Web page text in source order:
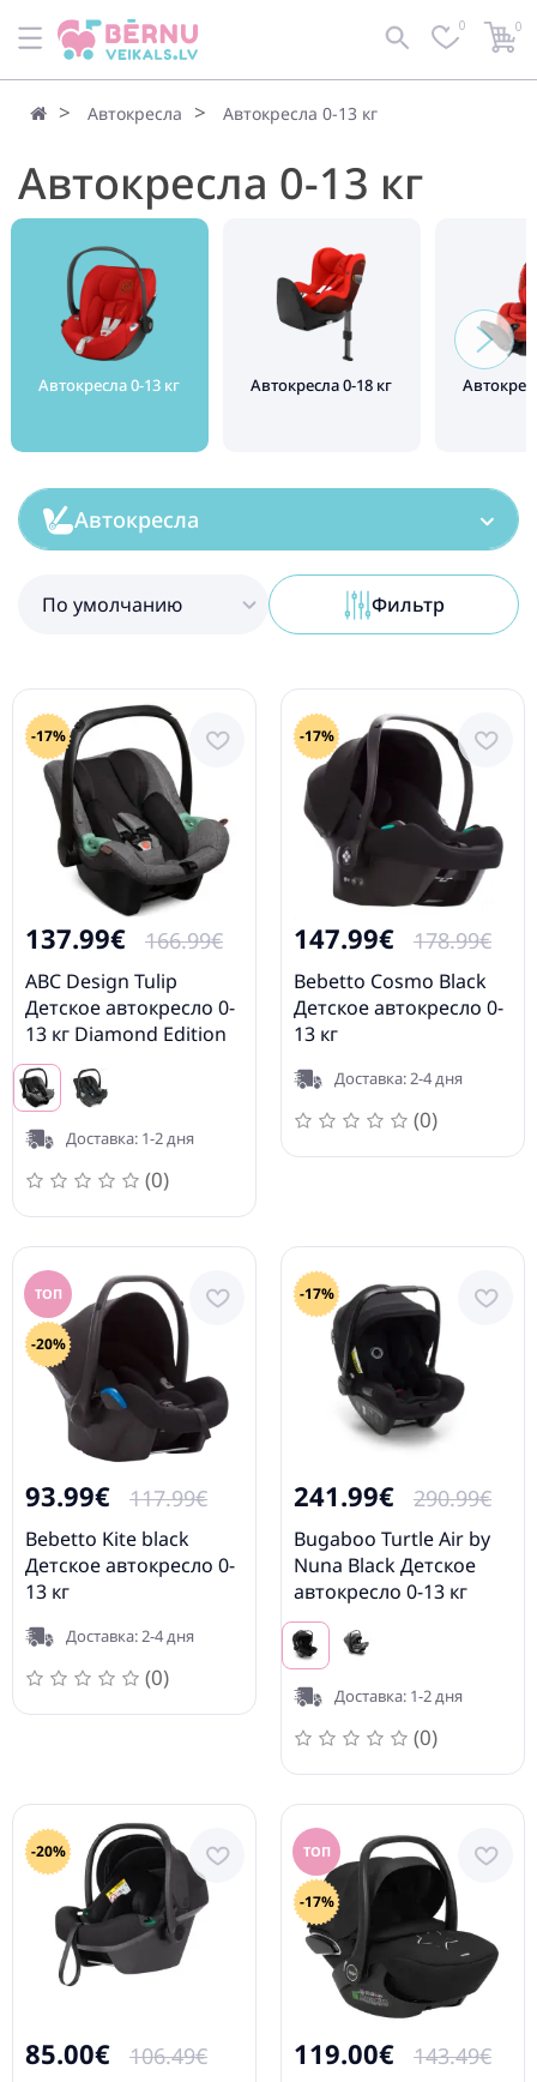
По умолчанию Фильтр 0 0
Автокресла Автокресла 0-13 кг
Автокресла 0-13 кг
Автокресла 0-13 кг Автокресла 0-18 кг
Автокресла
По умолчанию Фильтр
-17%
137.99€ 166.99€
ABC Design Tulip
Детское автокресло 0-
13 кг Diamond Edition
Asphalt
Доставка: 1-2 дня
(0)
-17%
147.99€ 178.99€
Bebetto Cosmo Black
Детское автокресло 0-
13 кг
Доставка: 2-4 дня
(0)
ТОП
-20%
93.99€ 117.99€
Bebetto Kite black
Детское автокресло 0-
13 кг
Доставка: 2-4 дня
(0)
-17%
241.99€ 290.99€
Bugaboo Turtle Air by
Nuna Black Детское
автокресло 0-13 кг
Доставка: 1-2 дня
(0)
-20%
85.00€ 106.49€
ТОП
-17%
119.00€ 143.49€